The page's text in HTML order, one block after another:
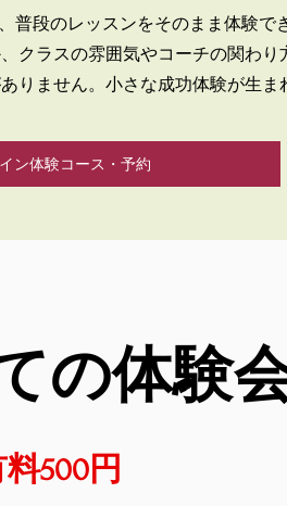
普段のレッスンをそのまま体験で
クラスの雰囲気やコーチの関わり
りません。小さな成功体験が生ま
ン体験コース・予約
の体験
500円